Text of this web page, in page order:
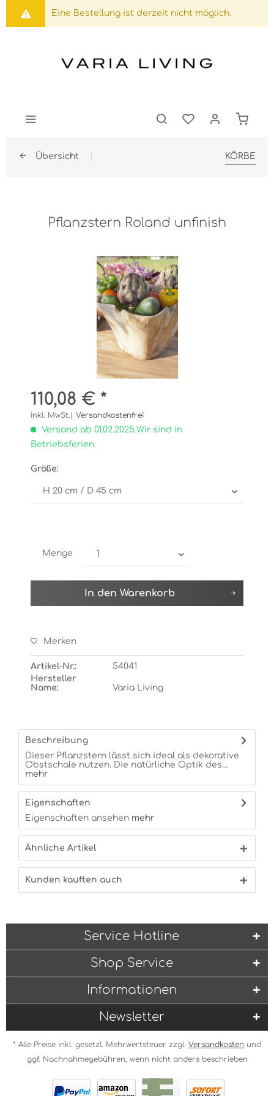
Eine Bestellung ist derzeit nicht möglich.
Übersicht KÖRBE
Pflanzstern Roland unfinish
110,08 € *
inkl. MwSt.| Versandkostenfrei
Versand ab 01.02.2025.Wir sind in
Betriebsferien.
Größe:
Menge
In den Warenkorb
Merken
Artikel-Nr.:
54041
Hersteller
Name:
Varia Living
Beschreibung
Dieser Pflanzstern lässt sich ideal als dekorative
Obstschale nutzen. Die natürliche Optik des...
mehr
Eigenschaften
Eigenschaften ansehen mehr
Ähnliche Artikel
Kunden kauften auch
Service Hotline
Shop Service
Informationen
Newsletter
* Alle Preise inkl. gesetzl. Mehrwertsteuer zzgl. Versandkosten und
ggf. Nachnahmegebühren, wenn nicht anders beschrieben